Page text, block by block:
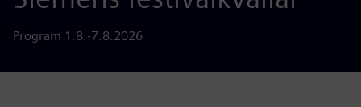
Program 1.8.-7.8.2026